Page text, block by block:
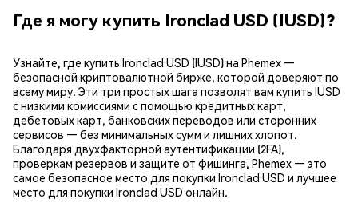
Где я могу купить Ironclad USD (IUSD)?
Узнайте, где купить Ironclad USD (IUSD) на Phemex —
безопасной криптовалютной бирже, которой доверяют по
всему миру. Эти три простых шага позволят вам купить IUSD
с низкими комиссиями с помощью кредитных карт,
дебетовых карт, банковских переводов или сторонних
сервисов — без минимальных сумм и лишних хлопот.
Благодаря двухфакторной аутентификации (2FA),
проверкам резервов и защите от фишинга, Phemex — это
самое безопасное место для покупки Ironclad USD и лучшее
место для покупки Ironclad USD онлайн.